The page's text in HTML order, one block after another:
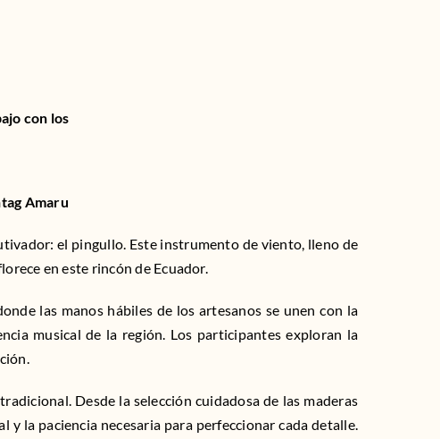
con los
Amaru
el pingullo. Este instrumento de viento, lleno de
en este rincón de Ecuador.
las manos hábiles de los artesanos se unen con la
musical de la región. Los participantes exploran la
Desde la selección cuidadosa de las maderas
y la paciencia necesaria para perfeccionar cada detalle.